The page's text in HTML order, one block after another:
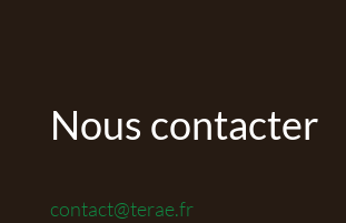
Nous contacter
contact@terae.fr